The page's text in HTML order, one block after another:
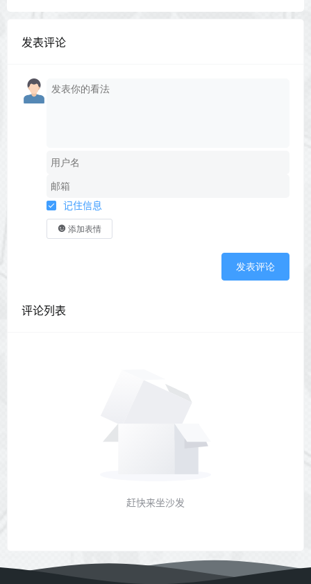
发表评论
记住信息
添加表情
发表评论
评论列表
赶快来坐沙发